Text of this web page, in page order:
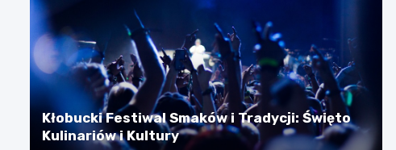
Kłobucki Festiwal Smaków i Tradycji: Święto
Kulinariów i Kultury